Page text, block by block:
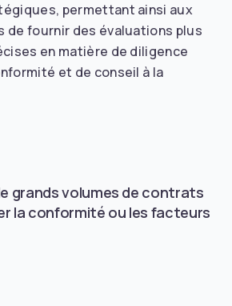
permettant ainsi aux
de fournir des évaluations plus
en matière de diligence
et de conseil à la
grands volumes de contrats
la conformité ou les facteurs